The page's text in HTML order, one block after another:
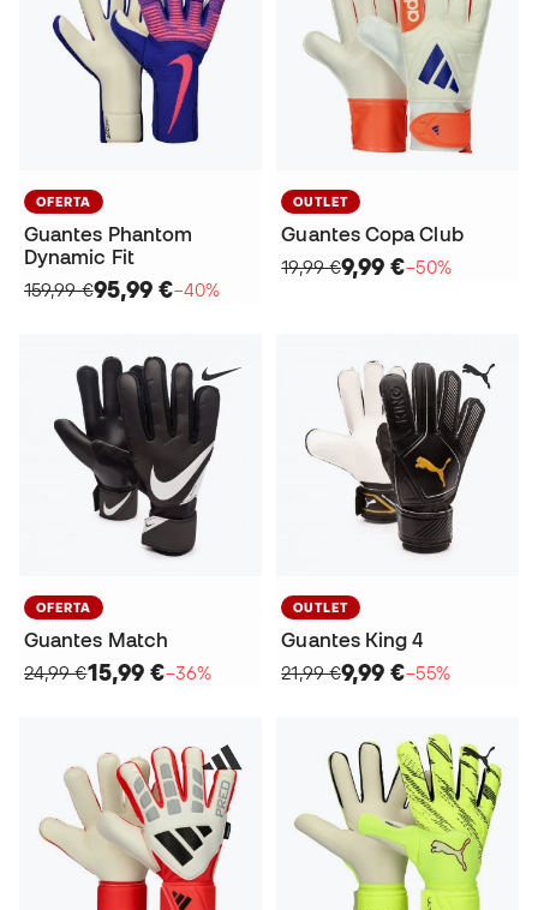
OFERTA
Guantes Phantom
Dynamic Fit
159,99 €95,99 €−40%
OUTLET
Guantes Copa Club
19,99 €9,99 €−50%
OFERTA
Guantes Match
24,99 €15,99 €−36%
OUTLET
Guantes King 4
21,99 €9,99 €−55%